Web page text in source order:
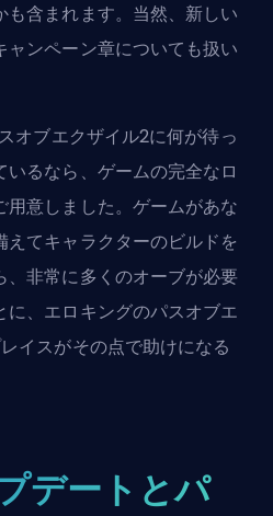
も含まれます。当然、新しい
ャンペーン章についても扱い
オブエクザイル2に何が待っ
るなら、ゲームの完全なロ
用意しました。ゲームがあな
てキャラクターのビルドを
非常に多くのオーブが必要
、 エロキングのパスオブエ
イスがその点で助けになる
デートとパ